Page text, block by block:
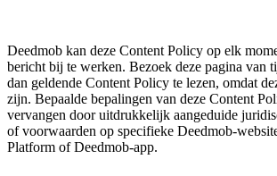
Deedmob kan deze Content Policy op elk
bericht bij te werken. Bezoek deze pagina van
dan geldende Content Policy te lezen, omdat
zijn. Bepaalde bepalingen van deze Content
vervangen door uitdrukkelijk aangeduide
of voorwaarden op specifieke Deedmob-
Platform of Deedmob-app.